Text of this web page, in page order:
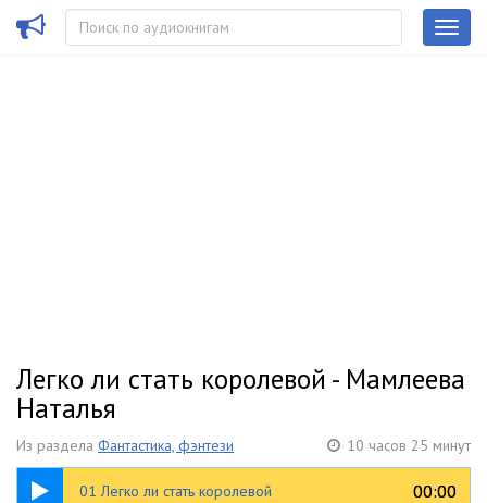
Легко ли стать королевой - Мамлеева
Наталья
Из раздела Фантастика, фэнтези 10 часов 25 минут
01 Легко ли стать королевой 00:00
00:00
44:21